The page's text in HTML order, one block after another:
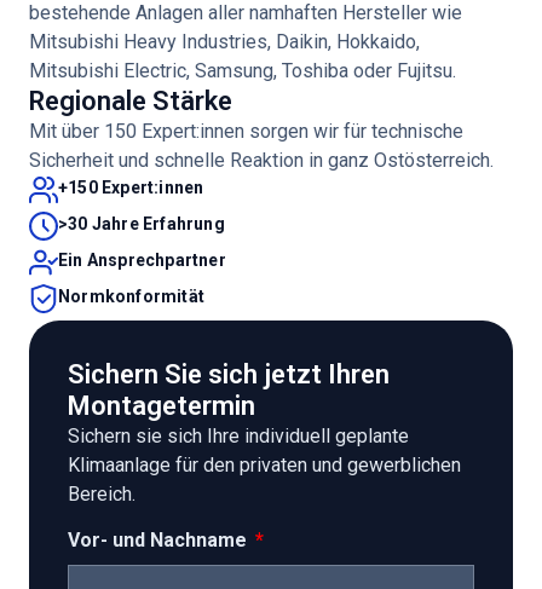
bestehende Anlagen aller namhaften Hersteller wie
Mitsubishi Heavy Industries, Daikin, Hokkaido,
Mitsubishi Electric, Samsung, Toshiba oder Fujitsu.
Regionale Stärke
Mit über 150 Expert:innen sorgen wir für technische
Sicherheit und schnelle Reaktion in ganz Ostösterreich.
+150 Expert:innen
>30 Jahre Erfahrung
Ein Ansprechpartner
Normkonformität
Sichern Sie sich jetzt Ihren
Montagetermin
Sichern sie sich Ihre individuell geplante
Klimaanlage für den privaten und gewerblichen
Bereich.
Vor- und Nachname